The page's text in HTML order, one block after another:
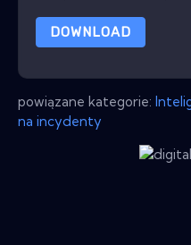
DOWNLOAD
powiązane kategorie:
na incydenty